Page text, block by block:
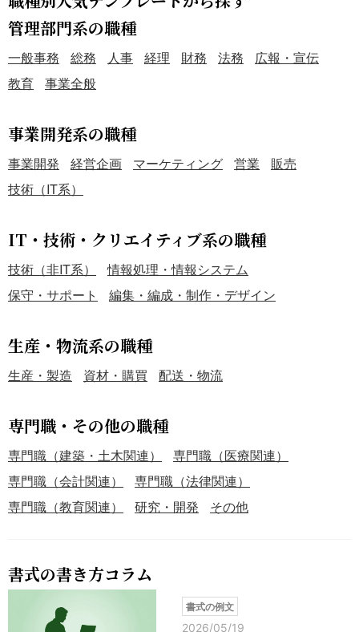
管理部門系の職種
一般事務 総務 人事 経理 財務 法務
広報・宣伝
教育
事業全般
事業開発系の職種
事業開発 経営企画 マーケティング 営業
販売
技術（IT系）
IT・技術・クリエイティブ系の職種
技術（非IT系）
情報処理・情報システム
保守・サポート
編集・編成・制作・デザイン
生産・物流系の職種
生産・製造 資材・購買 配送・物流
専門職・その他の職種
専門職（建築・土木関連）
専門職（医療関連）
専門職（会計関連）
専門職（法律関連）
専門職（教育関連）
研究・開発 その他
書式の書き方コラム
書式の例文
2026/05/19